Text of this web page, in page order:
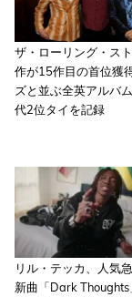
ザ・ローリング・ス
作が15作目の首位獲
ズと並ぶ全英アルバ
代2位タイを記録
リル・テッカ、人気
新曲「Dark Thoughts